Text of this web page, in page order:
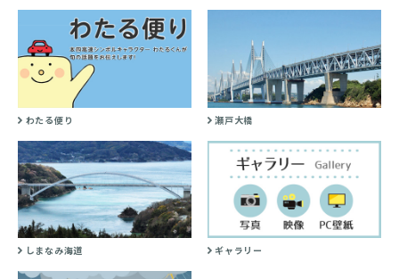
わたる便り 瀬戸大橋
しまなみ海道 ギャラリー